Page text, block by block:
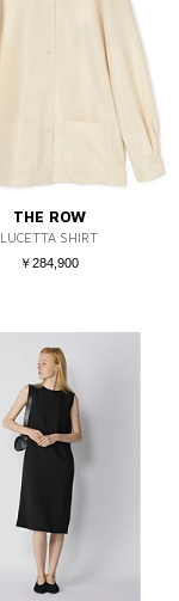
THE ROW
LUCETTA SHIRT
￥284,900